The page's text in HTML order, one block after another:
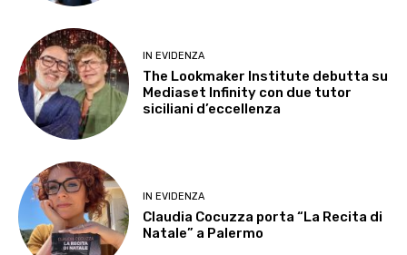
IN EVIDENZA
The Lookmaker Institute debutta su
Mediaset Infinity con due tutor
siciliani d’eccellenza
IN EVIDENZA
Claudia Cocuzza porta “La Recita di
Natale” a Palermo